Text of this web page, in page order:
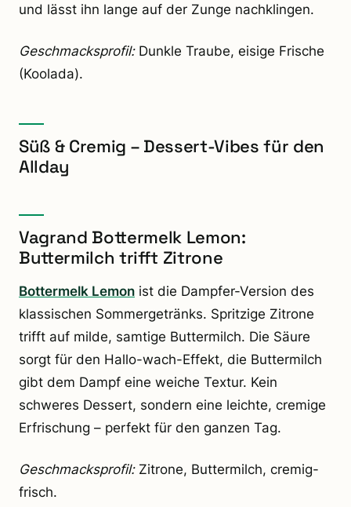
und lässt ihn lange auf der Zunge nachklingen.
Geschmacksprofil:Dunkle Traube, eisige Frische
(Koolada).
Süß & Cremig – Dessert-Vibes für den
Allday
Vagrand Bottermelk Lemon:
Buttermilch trifft Zitrone
Bottermelk Lemon ist die Dampfer-Version des
klassischen Sommergetränks. Spritzige Zitrone
trifft auf milde, samtige Buttermilch. Die Säure
sorgt für den Hallo-wach-Effekt, die Buttermilch
gibt dem Dampf eine weiche Textur. Kein
schweres Dessert, sondern eine leichte, cremige
Erfrischung – perfekt für den ganzen Tag.
Geschmacksprofil:Zitrone, Buttermilch, cremig-
frisch.